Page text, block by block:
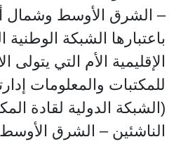
– الشرق الأوسط وشمال
باعتبارها الشبكة
الإقليمية الأم التي يتولى
للمكتبات والمعلومات
(الشبكة الدولية لقادة
الناشئين – الشرق